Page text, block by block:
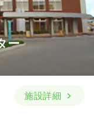
を見る
ー
施設詳細